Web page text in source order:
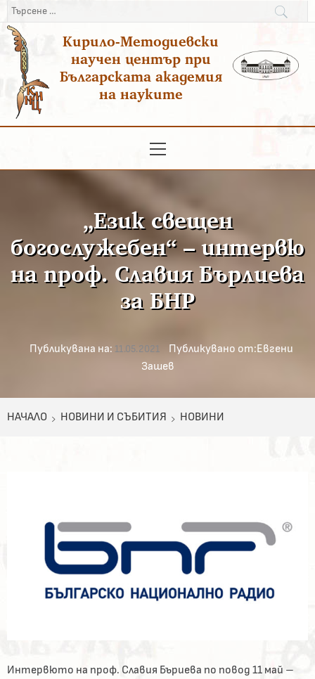
Преминаване
към
съдържанието
Търсене
за:
Кирило-Методиевски
научен център при
Българската академия
на науките
меню
„Език свещен
богослужебен“ – интервю
на проф. Славия Бърлиева
за БНР
Публикувана на: 11.05.2021 Публикувано от:Евгени
Зашев
НАЧАЛО НОВИНИ И СЪБИТИЯ НОВИНИ
Интервюто на проф. Славия Бъриева по повод 11 май –